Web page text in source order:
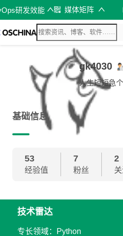
研发效能 媒体矩阵
gk4030
人生短短急
基础信息
53
经验值
7
粉丝
2
技术雷达
专长领域：Python